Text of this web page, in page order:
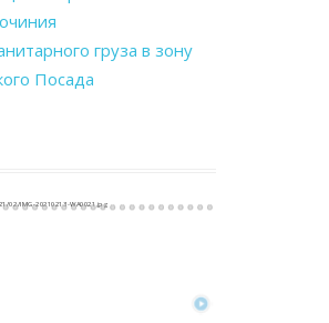
груза в зону
Посада